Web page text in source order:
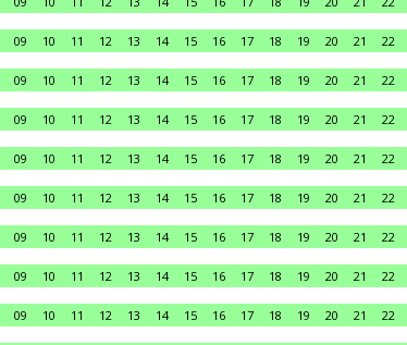
09 10 11 12 13 14 15 16 17 18 19 20 21 22
09 10 11 12 13 14 15 16 17 18 19 20 21 22
09 10 11 12 13 14 15 16 17 18 19 20 21 22
09 10 11 12 13 14 15 16 17 18 19 20 21 22
09 10 11 12 13 14 15 16 17 18 19 20 21 22
09 10 11 12 13 14 15 16 17 18 19 20 21 22
09 10 11 12 13 14 15 16 17 18 19 20 21 22
09 10 11 12 13 14 15 16 17 18 19 20 21 22